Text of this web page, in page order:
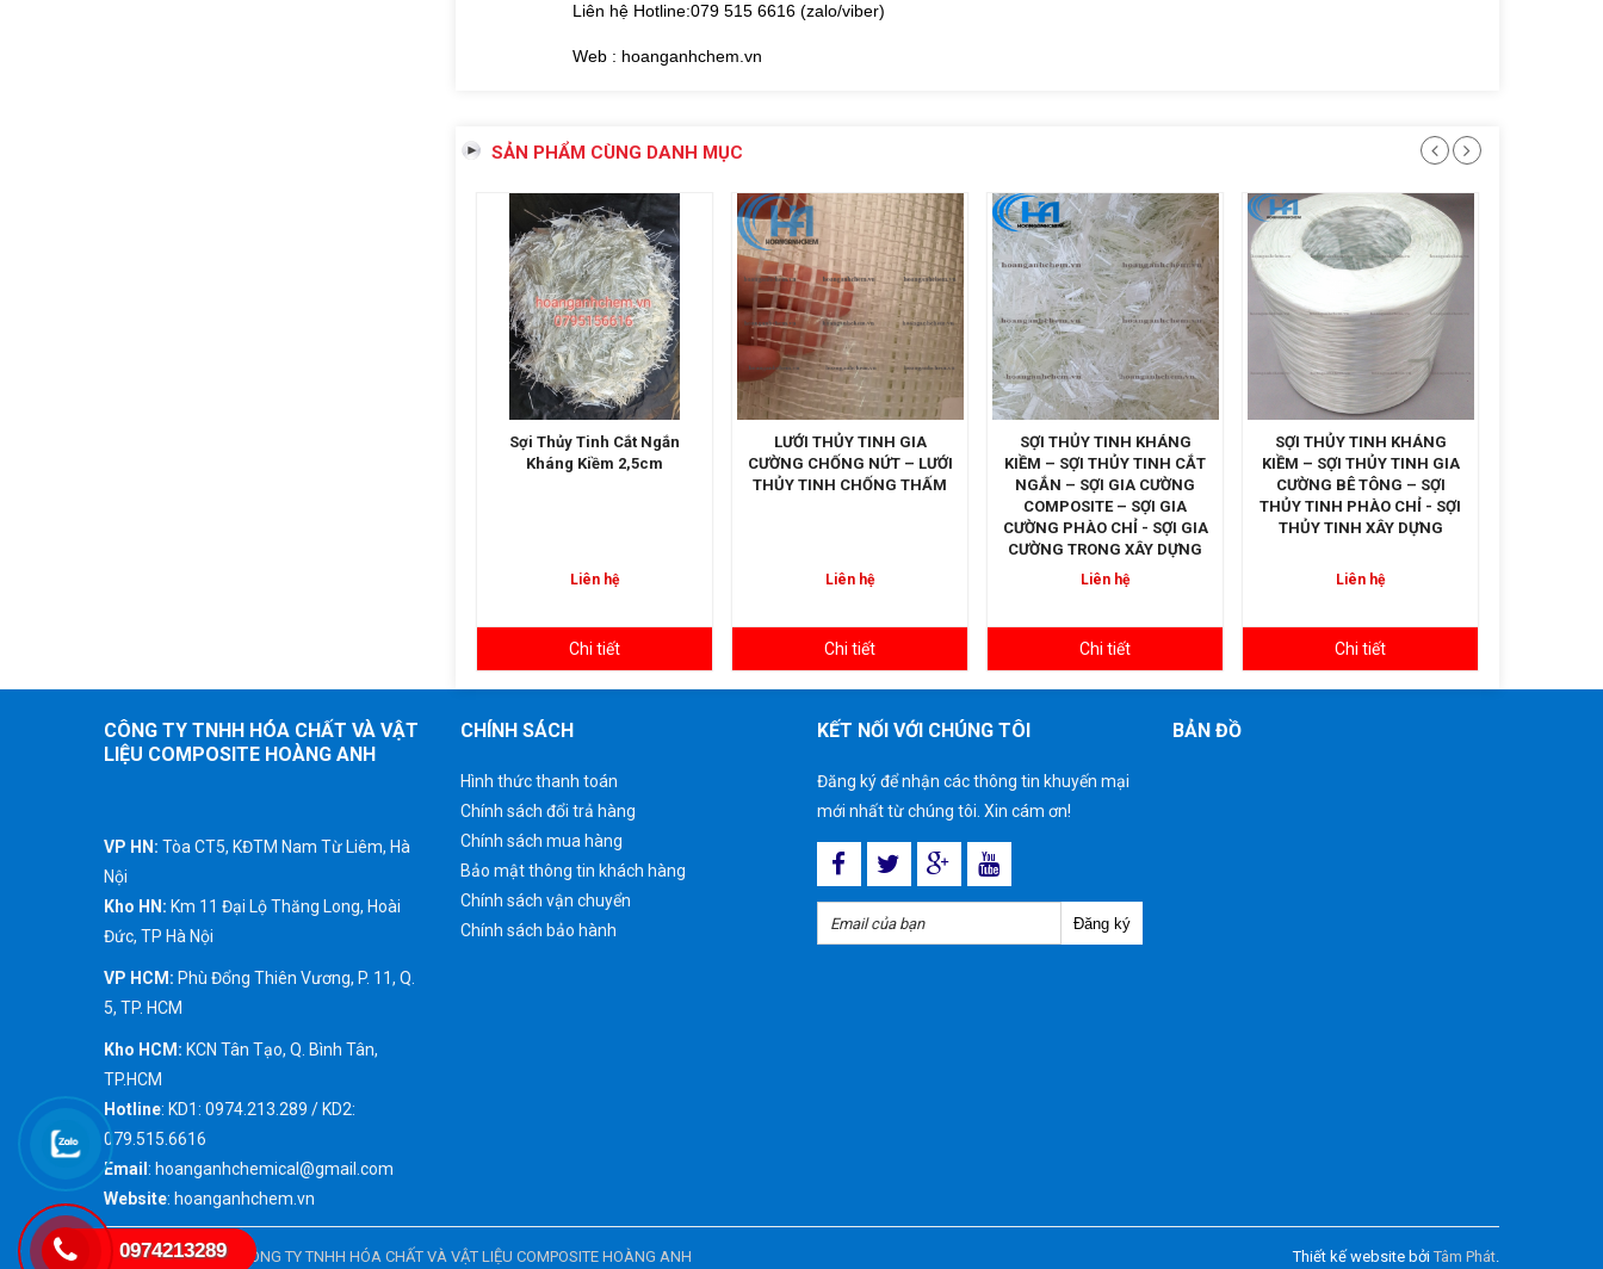
Liên hệ Hotline:079 515 6616 (zalo/viber)
Web : hoanganhchem.vn
SẢN PHẨM CÙNG DANH MỤC
LƯỚI THỦY TINH GIA
CƯỜNG CHỐNG NỨT – LƯỚI
THỦY TINH CHỐNG THẤM
SỢI THỦY TINH KHÁNG
KIỀM – SỢI THỦY TINH CẮT
NGẮN – SỢI GIA CƯỜNG
CƯỜNG PHÀO CHỈ - SỢI GIA
CƯỜNG TRONG XÂY DỰNG
SỢI THỦY TINH KHÁNG
KIỀM – SỢI THỦY TINH GIA
CƯỜNG BÊ TÔNG – SỢI
THỦY TINH PHÀO CHỈ - SỢI
THỦY TINH XÂY DỰNG
Sợi Thủy Tinh Cắt Ngắn
Kháng Kiềm 2,5cm
CÔNG TY TNHH HÓA CHẤT VÀ VẬT
LIỆU COMPOSITE HOÀNG ANH
VP HN: Tòa CT5, KĐTM Nam Từ Liêm, Hà
Nội
Kho HN: Km 11 Đại Lộ Thăng Long, Hoài
Đức, TP Hà Nội
VP HCM: Phù Đổng Thiên Vương, P. 11, Q.
5, TP. HCM
Kho HCM: KCN Tân Tạo, Q. Bình Tân,
TP.HCM
Hotline: KD1: 0974.213.289 / KD2:
079.515.6616
Email : hoanganhchemical@gmail.com
Website: hoanganhchem.vn
CHÍNH SÁCH
Hình thức thanh toán
Chính sách đổi trả hàng
Chính sách mua hàng
Bảo mật thông tin khách hàng
Chính sách vận chuyển
Chính sách bảo hành
KẾT NỐI VỚI CHÚNG TÔI
Đăng ký để nhận các thông tin khuyến mại
mới nhất từ chúng tôi. Xin cám ơn!
Đăng ký
BẢN ĐỒ
Bản quyền thuộc về CÔNG TY TNHH HÓA CHẤT VÀ VẬT LIỆU COMPOSITE HOÀNG ANH Thiết kế website bởiTâm Phát.
0974213289